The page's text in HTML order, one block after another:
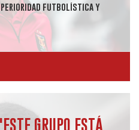
futbolística y
GRUPO ESTÁ